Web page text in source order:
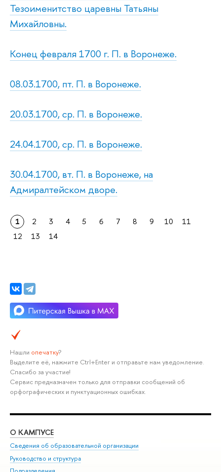
Тезоименитство царевны Татьяны
Михайловны.
Конец февраля 1700 г. П. в Воронеже.
08.03.1700, пт. П. в Воронеже.
20.03.1700, ср. П. в Воронеже.
24.04.1700, ср. П. в Воронеже.
30.04.1700, вт. П. в Воронеже, на
Адмиралтейском дворе.
1 2 3 4 5 6 7 8 9 10
11
12
13 14
Нашли опечатку?
Выделите её, нажмите Ctrl+Enter и отправьте нам уведомление.
Спасибо за участие!
Сервис предназначен только для отправки сообщений об
орфографических и пунктуационных ошибках.
О КАМПУСЕ
Сведения об образовательной организации
Руководство и структура